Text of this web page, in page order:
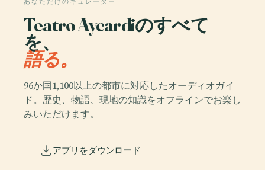
Teatro Aycardiのすべて
を、
語る。
96か国1,100以上の都市に対応したオーディオガイ
ド。歴史、物語、現地の知識をオフラインでお楽し
みいただけます。
アプリをダウンロード